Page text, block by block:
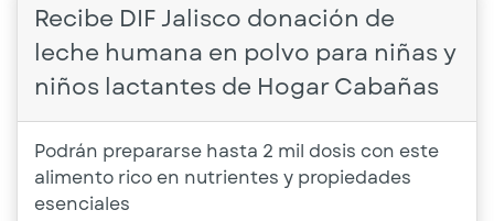
Recibe DIF Jalisco donación de
leche humana en polvo para niñas y
niños lactantes de Hogar Cabañas
Podrán prepararse hasta 2 mil dosis con este
alimento rico en nutrientes y propiedades
esenciales